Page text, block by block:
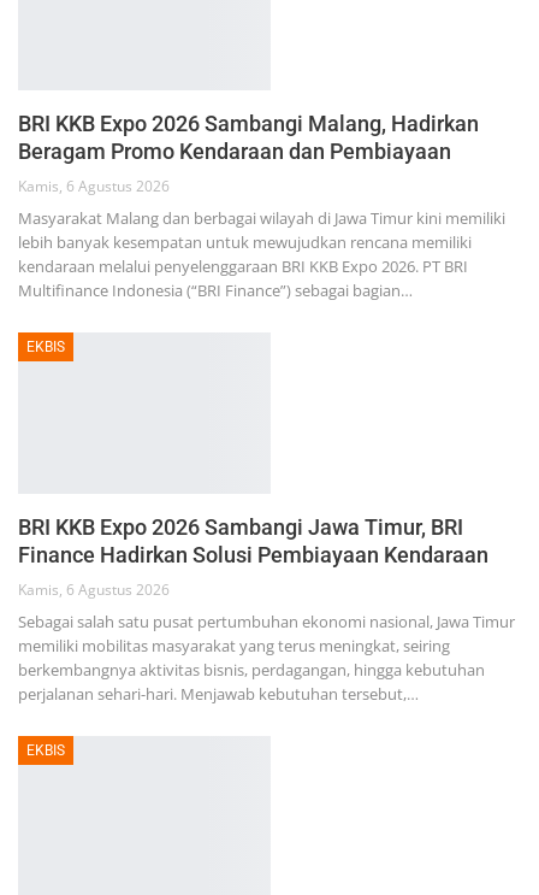
BRI KKB Expo 2026 Sambangi Malang, Hadirkan
Beragam Promo Kendaraan dan Pembiayaan
Kamis, 6 Agustus 2026
Masyarakat Malang dan berbagai wilayah di Jawa Timur kini memiliki
lebih banyak kesempatan untuk mewujudkan rencana memiliki
kendaraan melalui penyelenggaraan BRI KKB Expo 2026. PT BRI
Multifinance Indonesia (“BRI Finance”) sebagai bagian…
EKBIS
BRI KKB Expo 2026 Sambangi Jawa Timur, BRI
Finance Hadirkan Solusi Pembiayaan Kendaraan
Kamis, 6 Agustus 2026
Sebagai salah satu pusat pertumbuhan ekonomi nasional, Jawa Timur
memiliki mobilitas masyarakat yang terus meningkat, seiring
berkembangnya aktivitas bisnis, perdagangan, hingga kebutuhan
perjalanan sehari-hari. Menjawab kebutuhan tersebut,…
EKBIS